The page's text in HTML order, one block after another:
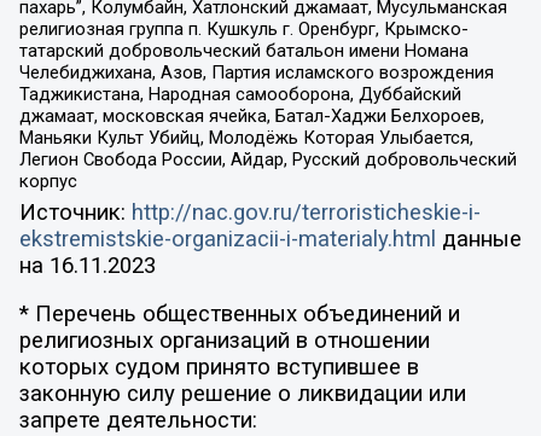
пахарь”, Колумбайн, Хатлонский джамаат, Мусульманская
религиозная группа п. Кушкуль г. Оренбург, Крымско-
татарский добровольческий батальон имени Номана
Челебиджихана, Азов, Партия исламского возрождения
Таджикистана, Народная самооборона, Дуббайский
джамаат, московская ячейка, Батал-Хаджи Белхороев,
Маньяки Культ Убийц, Молодёжь Которая Улыбается,
Легион Свобода России, Айдар, Русский добровольческий
корпус
Источник: http://nac.gov.ru/terroristicheskie-i-
ekstremistskie-organizacii-i-materialy.html данные
на 16.11.2023
* Перечень общественных объединений и
религиозных организаций в отношении
которых судом принято вступившее в
законную силу решение о ликвидации или
запрете деятельности: